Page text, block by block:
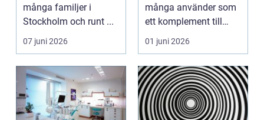
många familjer i
Stockholm och runt ...
07 juni 2026
många använder som
ett komplement till
annan vård. Foku...
01 juni 2026